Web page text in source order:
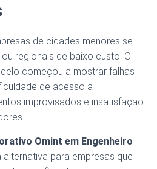
de cidades menores se
regionais de baixo custo. O
começou a mostrar falhas
de acesso a
improvisados e insatisfação
Omint em Engenheiro
para empresas que